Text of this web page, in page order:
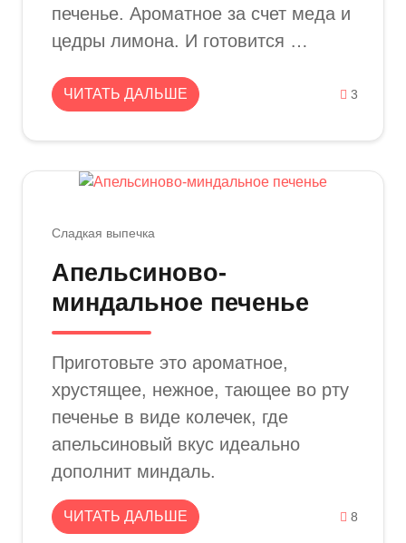
печенье. Ароматное за счет меда и
цедры лимона. И готовится …
ЧИТАТЬ ДАЛЬШЕ 3
Сладкая выпечка
Апельсиново-
миндальное печенье
Приготовьте это ароматное,
хрустящее, нежное, тающее во рту
печенье в виде колечек, где
апельсиновый вкус идеально
дополнит миндаль.
ЧИТАТЬ ДАЛЬШЕ 8